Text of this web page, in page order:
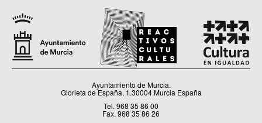
Ayuntamiento de Murcia.
Glorieta de España, 1.30004 Murcia España
Tel. 968 35 86 00
Fax. 968 35 86 26